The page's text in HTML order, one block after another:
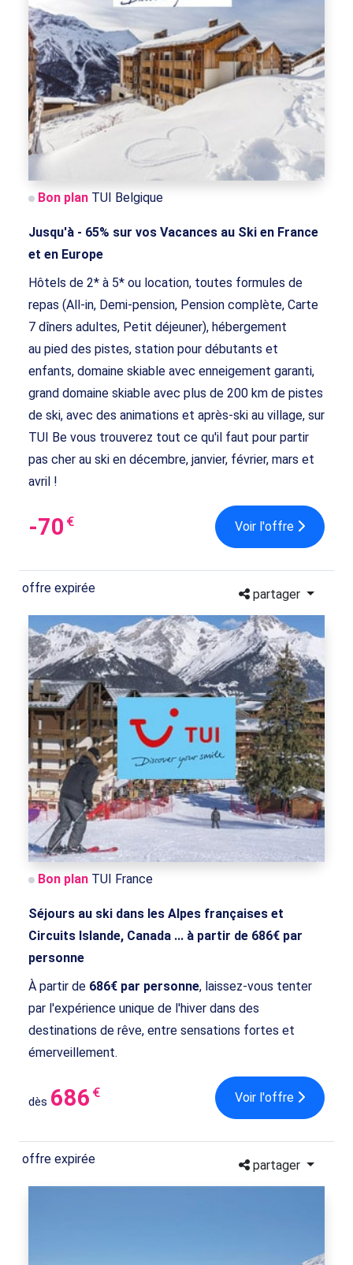
Bon plan TUI Belgique
Jusqu'à - 65% sur vos Vacances au Ski en France
et en Europe
Hôtels de 2* à 5* ou location, toutes formules de
repas (All-in, Demi-pension, Pension complète, Carte
7 dîners adultes, Petit déjeuner), hébergement
au pied des pistes, station pour débutants et
enfants, domaine skiable avec enneigement garanti,
grand domaine skiable avec plus de 200 km de pistes
de ski, avec des animations et après-ski au village, sur
TUI Be vous trouverez tout ce qu'il faut pour partir
pas cher au ski en décembre, janvier, février, mars et
avril !
-70 € Voir l'offre
offre expirée partager
Bon plan TUI France
Séjours au ski dans les Alpes françaises et
Circuits Islande, Canada ... à partir de 686€ par
personne
À partir de 686€ par personne, laissez-vous tenter
par l'expérience unique de l'hiver dans des
destinations de rêve, entre sensations fortes et
émerveillement.
dès 686 € Voir l'offre
offre expirée partager